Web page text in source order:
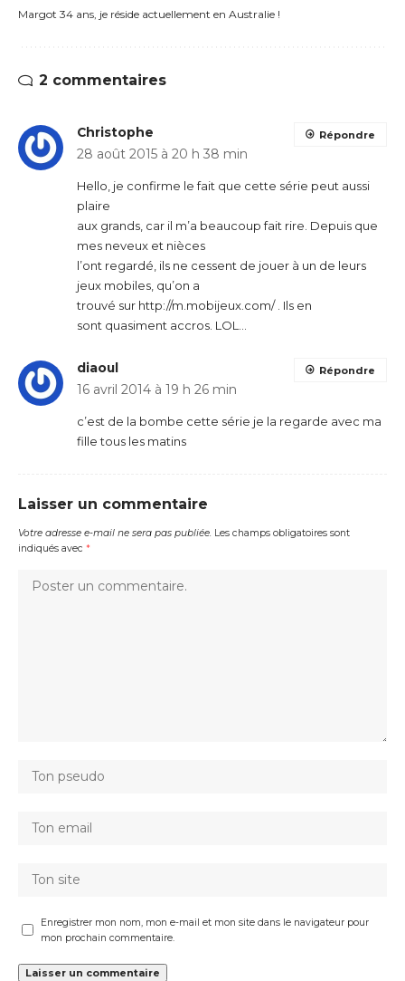
Margot 34 ans, je réside actuellement en Australie !
2 commentaires
Christophe
28 août 2015 à 20 h 38 min
Hello, je confirme le fait que cette série peut aussi
plaire
aux grands, car il m’a beaucoup fait rire. Depuis que
mes neveux et nièces
l’ont regardé, ils ne cessent de jouer à un de leurs
jeux mobiles, qu’on a
trouvé sur http://m.mobijeux.com/ . Ils en
sont quasiment accros. LOL…
Répondre
diaoul
16 avril 2014 à 19 h 26 min
c’est de la bombe cette série je la regarde avec ma
fille tous les matins
Répondre
Laisser un commentaire
Votre adresse e-mail ne sera pas publiée. Les champs obligatoires sont
indiqués avec *
Enregistrer mon nom, mon e-mail et mon site dans le navigateur pour
mon prochain commentaire.